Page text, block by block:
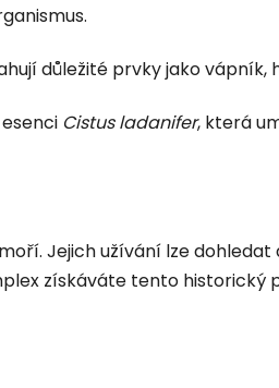
důležité prvky jako
Cistus ladanifer, která
Jejich užívání lze dohledat
získáváte tento